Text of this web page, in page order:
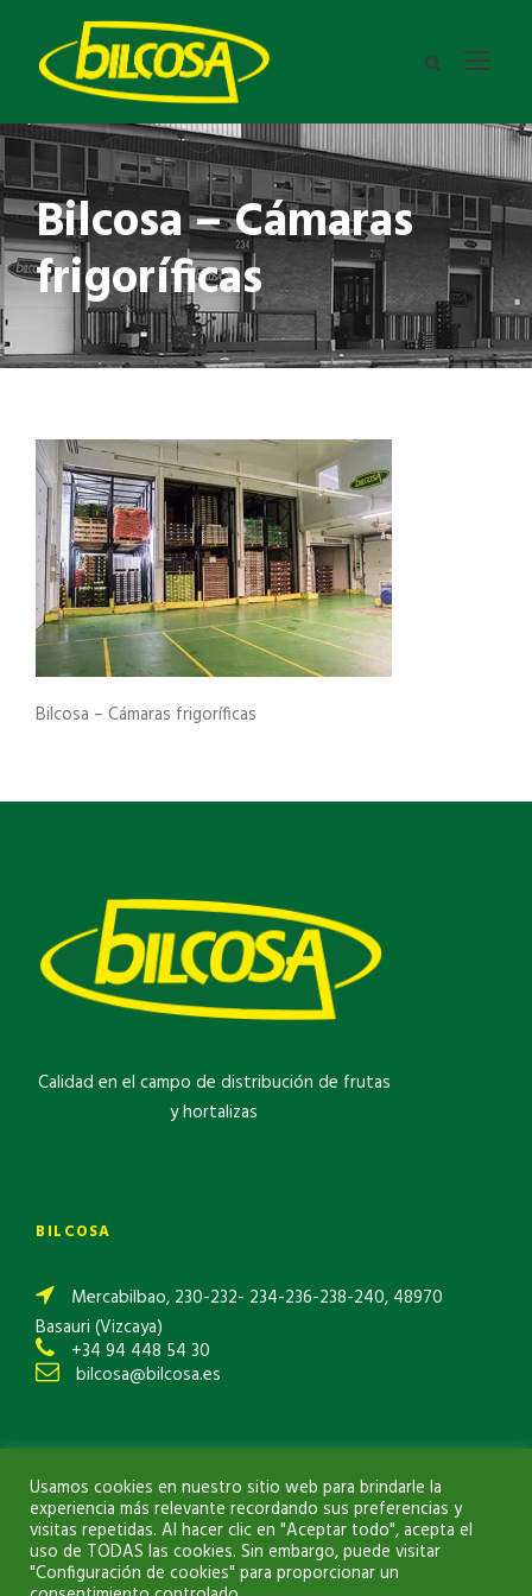
Bilcosa – Cámaras
frigoríficas
Bilcosa – Cámaras frigoríficas
Calidad en el campo de distribución de frutas
y hortalizas
BILCOSA
Mercabilbao, 230-232- 234-236-238-240, 48970
Basauri (Vizcaya)
+34 94 448 54 30
bilcosa@bilcosa.es
Aviso Legal|Política de Privacidad|Política de Cookies
Usamos cookies en nuestro sitio web para brindarle la
experiencia más relevante recordando sus preferencias y
visitas repetidas. Al hacer clic en "Aceptar todo", acepta el
uso de TODAS las cookies. Sin embargo, puede visitar
"Configuración de cookies" para proporcionar un